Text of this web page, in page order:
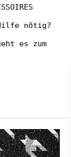
Hilfe nötig?
es zum